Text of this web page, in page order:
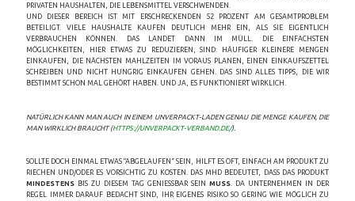
PRIVATEN HAUSHALTEN, DIE LEBENSMITTEL VERSCHWENDEN.
UND DIESER BEREICH IST MIT ERSCHRECKENDEN 52 PROZENT AM GESAMTPROBLEM
BETEILIGT. VIELE HAUSHALTE KAUFEN DEUTLICH MEHR EIN, ALS SIE EIGENTLICH
VERBRAUCHEN KÖNNEN. DAS LANDET DANN IM MÜLL. DIE EINFACHSTEN
MÖGLICHKEITEN, HIER ETWAS ZU REDUZIEREN, SIND: HÄUFIGER KLEINERE MENGEN
EINKAUFEN, DIE NÄCHSTEN MAHLZEITEN IM VORAUS PLANEN, EINEN EINKAUFSZETTEL
SCHREIBEN UND NICHT HUNGRIG EINKAUFEN GEHEN. DAS SIND ALLES TIPPS, DIE WIR
BESTIMMT SCHON MAL GEHÖRT HABEN. UND JA, ES FUNKTIONIERT WIRKLICH.
NATÜRLICH KANN MAN AUCH IN EINEM UNVERPACKT-LADEN GENAU DIE MENGE KAUFEN, DIE
MAN WIRKLICH BRAUCHT (HTTPS://UNVERPACKT-VERBAND.DE/).
SOLLTE DOCH EINMAL ETWAS “ABGELAUFEN” SEIN, HILFT ES OFT, EINFACH AM PRODUKT ZU
RIECHEN UND/ODER ES VORSICHTIG ZU KOSTEN. DAS MHD BEDEUTET, DASS DAS PRODUKT
MINDESTENS BIS ZU DIESEM TAG GENIESSBAR SEIN MUSS. DA UNTERNEHMEN IN DER
REGEL IMMER DARAUF BEDACHT SIND, IHR EIGENES RISIKO SO GERING WIE MÖGLICH ZU